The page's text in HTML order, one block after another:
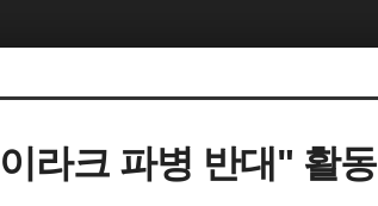
라크 파병 반대" 활